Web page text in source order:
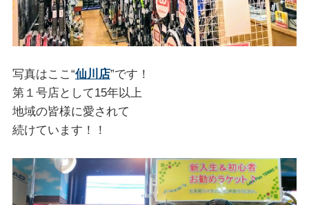
写真はここ“仙川店”です！
第１号店として15年以上
地域の皆様に愛されて
続けています！！